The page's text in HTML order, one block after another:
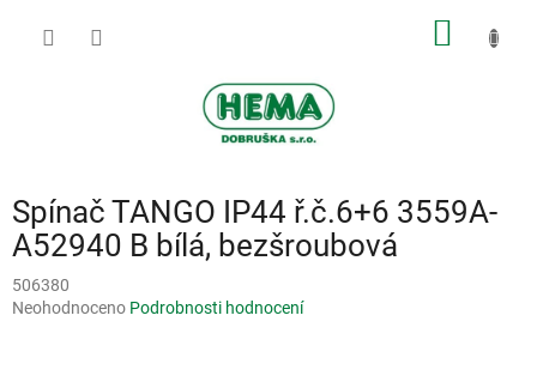
Spínač TANGO IP44 ř.č.6+6 3559A-
A52940 B bílá, bezšroubová
506380
Průměrné
Neohodnoceno Podrobnosti hodnocení